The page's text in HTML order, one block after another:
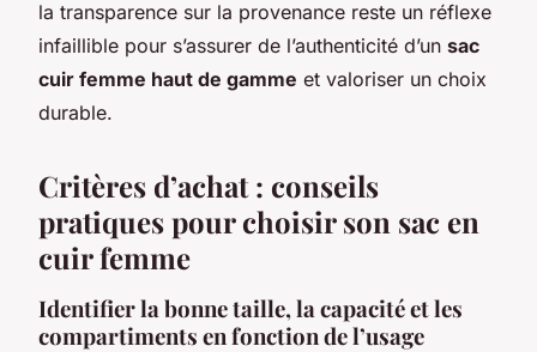
la transparence sur la provenance reste un réflexe
infaillible pour s’assurer de l’authenticité d’un sac
cuir femme haut de gamme et valoriser un choix
durable.
Critères d’achat : conseils
pratiques pour choisir son sac en
cuir femme
Identifier la bonne taille, la capacité et les
compartiments en fonction de l’usage